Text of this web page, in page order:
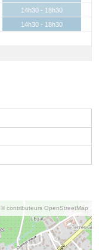
14h30 - 18h30
14h30 - 18h30
© contributeurs OpenStreetMap